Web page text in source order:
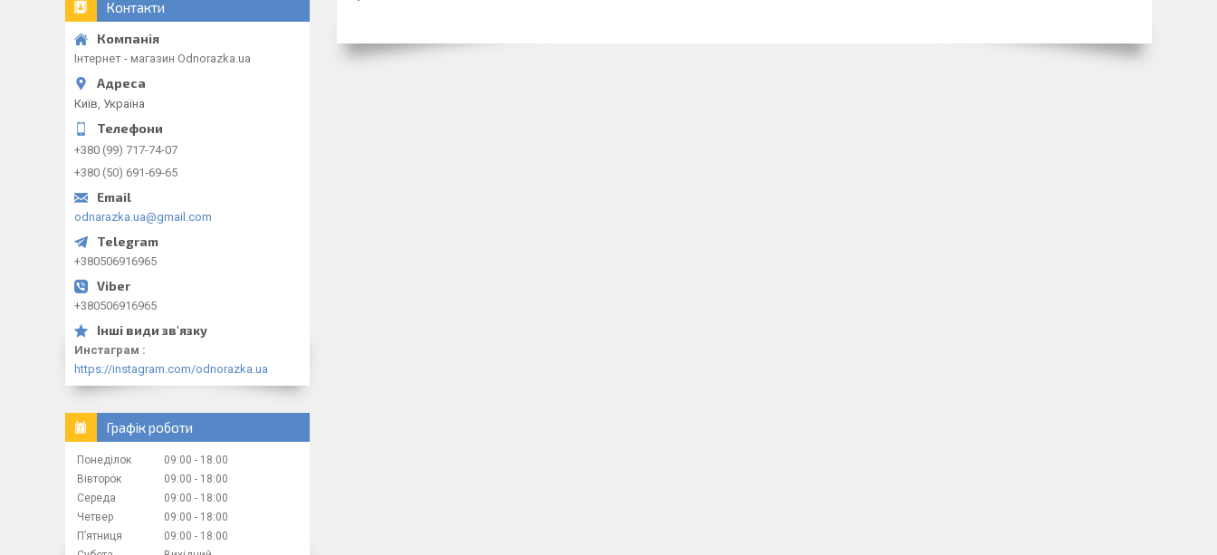
Контакти
Інтернет - магазин Odnorazka.ua
Київ, Україна
+380 (99) 717-74-07
+380 (50) 691-69-65
odnarazka.ua@gmail.com
+380506916965
+380506916965
Инстаграм
https://instagram.com/odnorazka.ua
Графік роботи
Понеділок 09:00
18:00
Вівторок
09:00
18:00
Середа
09:00
18:00
Четвер
09:00
18:00
Пʼятниця
09:00
18:00